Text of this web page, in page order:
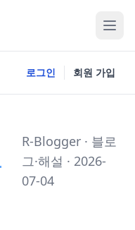
로그인 회원 가입
R-Blogger · 블로
그·해설 · 2026-
07-04